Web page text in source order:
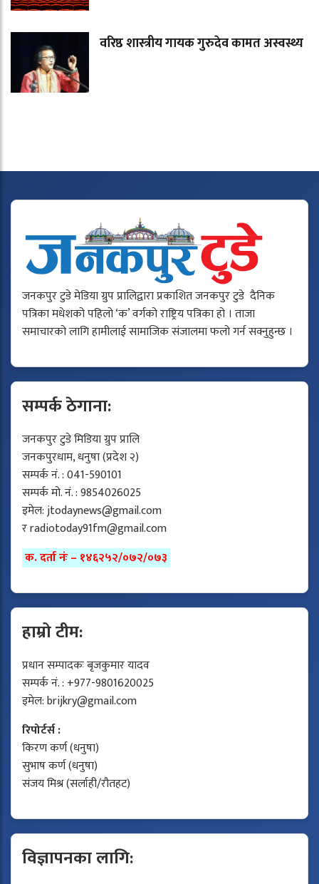
वरिष्ठ शास्त्रीय गायक गुरुदेव कामत अस्वस्थ्य
जनकपुर टुडे मेडिया ग्रुप प्रालिद्वारा प्रकाशित जनकपुर टुडे दैनिक
पत्रिका मधेशको पहिलो ‘क’ वर्गको राष्ट्रिय पत्रिका हो । ताजा
समाचारको लागि हामीलाई सामाजिक संजालमा फलो गर्न सक्नुहुन्छ ।
सम्पर्क ठेगाना:
जनकपुर टुडे मिडिया ग्रुप प्रालि
जनकपुरधाम, धनुषा (प्रदेश २)
सम्पर्क नं. : 041-590101
सम्पर्क मो. नं. : 9854026025
इमेल:jtodaynews@gmail.com
रradiotoday91fm@gmail.com
क. दर्ता नंः – १४६२५२/०७२/०७३
हाम्रो टीम:
प्रधान सम्पादकः बृजकुमार यादव
सम्पर्क नं. : +977-9801620025
इमेल:brijkry@gmail.com
रिपोर्टर्स :
किरण कर्ण (धनुषा)
सुभाष कर्ण (धनुषा)
संजय मिश्र (सर्लाही/रौतहट)
विज्ञापनका लागि: